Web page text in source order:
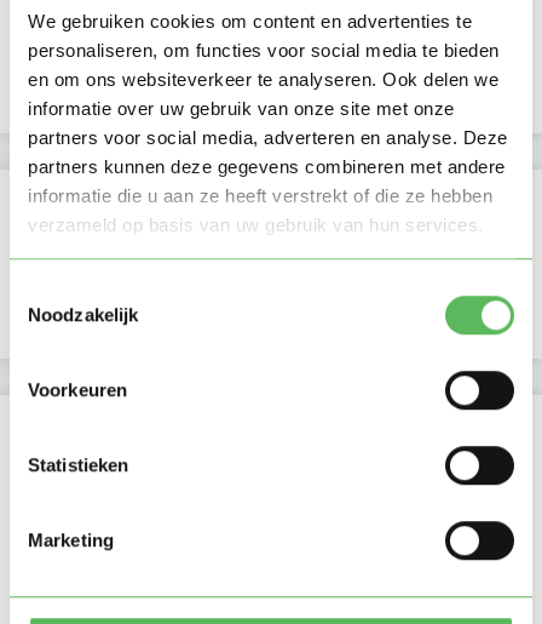
We gebruiken cookies om content en advertenties te
personaliseren, om functies voor social media te bieden
en om ons websiteverkeer te analyseren. Ook delen we
informatie over uw gebruik van onze site met onze
partners voor social media, adverteren en analyse. Deze
partners kunnen deze gegevens combineren met andere
informatie die u aan ze heeft verstrekt of die ze hebben
verzameld op basis van uw gebruik van hun services.
Noodzakelijk
Voorkeuren
Statistieken
Marketing
Lid sinds 26-08-2025
Profiel bijgewerkt 04-10-2025
Verificaties
E-mailadres is geverifieerd
Google is gekoppeld